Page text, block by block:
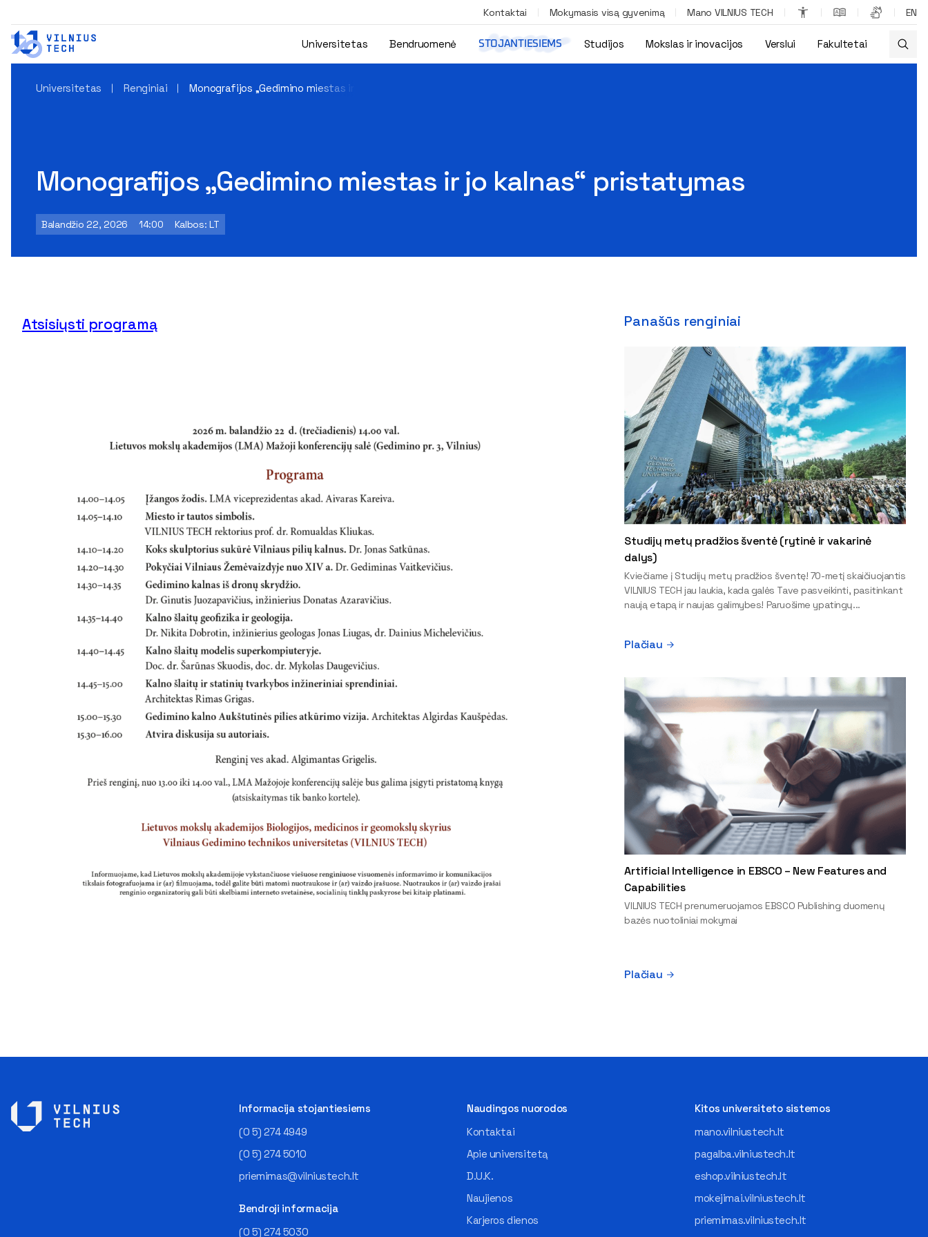
Kontaktai Mokymasis visą gyvenimą Mano VILNIUS TECH EN
Universitetas Bendruomenė STOJANTIESIEMS Studijos Mokslas ir inovacijos Verslui Fakultetai
Universitetas Renginiai Monografijos „Gedimino miestas ir jo kalnas“ pristatymas
Monografijos „Gedimino miestas ir jo kalnas“ pristatymas
Balandžio 22, 2026 14:00 Kalbos: LT
Atsisiųsti programą Panašūs renginiai
Studijų metų pradžios šventė (rytinė ir vakarinė
dalys)
Kviečiame į Studijų metų pradžios šventę! 70-metį skaičiuojantis
VILNIUS TECH jau laukia, kada galės Tave pasveikinti, pasitinkant
naują etapą ir naujas galimybes! Paruošime ypatingų...
Plačiau
Artificial Intelligence in EBSCO – New Features and
Capabilities
VILNIUS TECH prenumeruojamos EBSCO Publishing duomenų
bazės nuotoliniai mokymai
Plačiau
Informacija stojantiesiems
(0 5) 274 4949
(0 5) 274 5010
priemimas@vilniustech.lt
Bendroji informacija
(0 5) 274 5030
Naudingos nuorodos
Kontaktai
Apie universitetą
D.U.K.
Naujienos
Karjeros dienos
Kitos universiteto sistemos
mano.vilniustech.lt
pagalba.vilniustech.lt
eshop.vilniustech.lt
mokejimai.vilniustech.lt
priemimas.vilniustech.lt